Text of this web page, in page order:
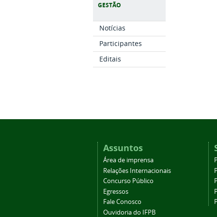
GESTÃO
Notícias
Participantes
Editais
Assuntos
Área de imprensa
Relações Internacionais
Concurso Público
Egressos
Fale Conosco
Ouvidoria do IFPB